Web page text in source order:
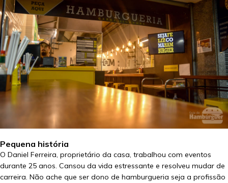
Pequena história
O Daniel Ferreira, proprietário da casa, trabalhou com eventos
durante 25 anos. Cansou da vida estressante e resolveu mudar de
carreira. Não ache que ser dono de hamburgueria seja a profissão